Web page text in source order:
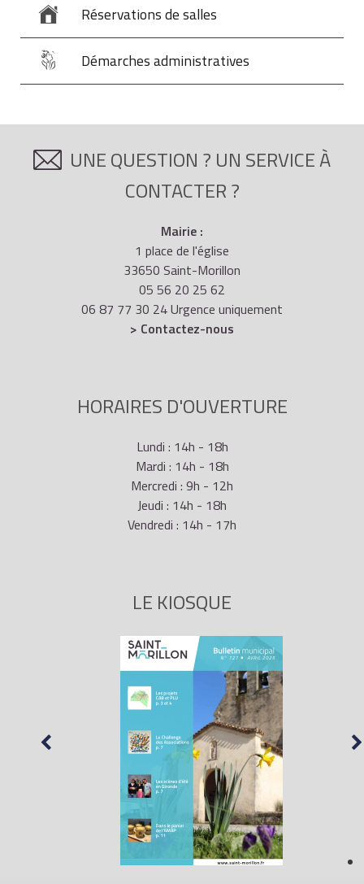
Réservations de salles
Démarches administratives
UNE QUESTION ? UN SERVICE À
CONTACTER ?
Mairie :
1 place de l'église
33650 Saint-Morillon
05 56 20 25 62
06 87 77 30 24 Urgence uniquement
> Contactez-nous
HORAIRES D'OUVERTURE
Lundi : 14h - 18h
Mardi : 14h - 18h
Mercredi : 9h - 12h
Jeudi : 14h - 18h
Vendredi : 14h - 17h
LE KIOSQUE